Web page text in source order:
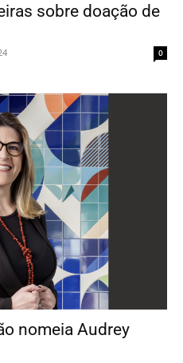
sobre doação de
0
nomeia Audrey